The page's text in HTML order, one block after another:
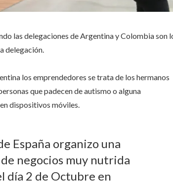
las delegaciones de Argentina y Colombia son
delegación.
los emprendedores se trata de los hermanos
que padecen de autismo o alguna
dispositivos móviles.
España organizo una
negocios muy nutrida
día 2 de Octubre en